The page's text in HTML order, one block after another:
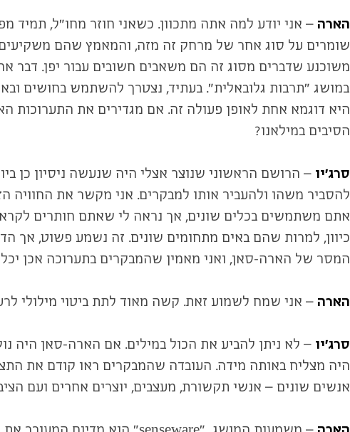
הארה – אני יודע למה אתה מתכוון. כשאני חוזר מחו"ל,
שומרים על סוג אחר של מרחק זה מזה, והמאמץ שהם
משוכנע שדברים מסוג זה הם משאבים חשובים עבור יפן. דבר
במושג "תרבות גלובאלית". בעתיד, נצטרך להשתמש בחושים
היא דוגמא אחת לאופן פעולה זה. אם מגדירים את התערוכות
הסיבים במילאנו?
סרג'יו – הרושם הראשוני שנוצר אצלי היה שנעשה ניסיון כן
להסביר משהו ולהעביר אותו למבקרים. אני מקשר את
אתם משתמשים בכלים שונים, אך נראה לי שאתם חותרים
כיוון, למרות שהם באים מתחומים שונים. זה נשמע פשוט, אך
המסר של הארה-סאן, ואני מאמין שהמבקרים בתערוכה אכן
הארה – אני שמח לשמוע זאת. קשה מאוד לתת ביטוי מילולי
סרג'יו – לא ניתן להביע את הכול במילים. אם הארה-סאן היה
היה מצליח באותה מידה. העובדה שהמבקרים ראו קודם את
אנשים שונים – אנשי תקשורת, מעצבים, יוצרים אחרים ועם